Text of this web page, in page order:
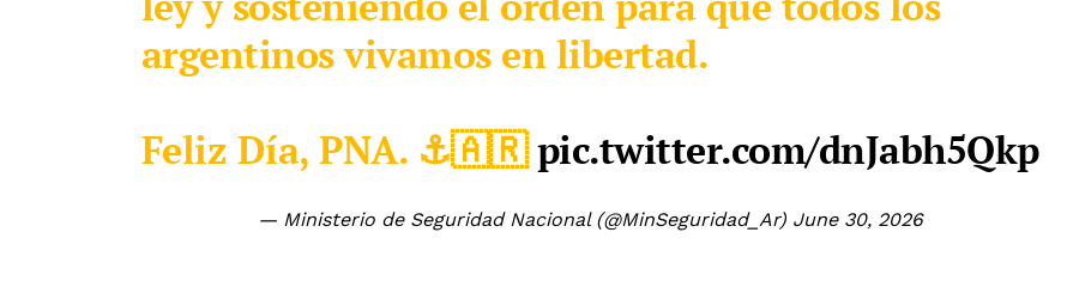
argentinos vivamos en libertad.
Feliz Día, PNA. ⚓️🇦🇷pic.twitter.com/dnJabh5Qkp
— Ministerio de Seguridad Nacional (@MinSeguridad_Ar) June 30, 2026